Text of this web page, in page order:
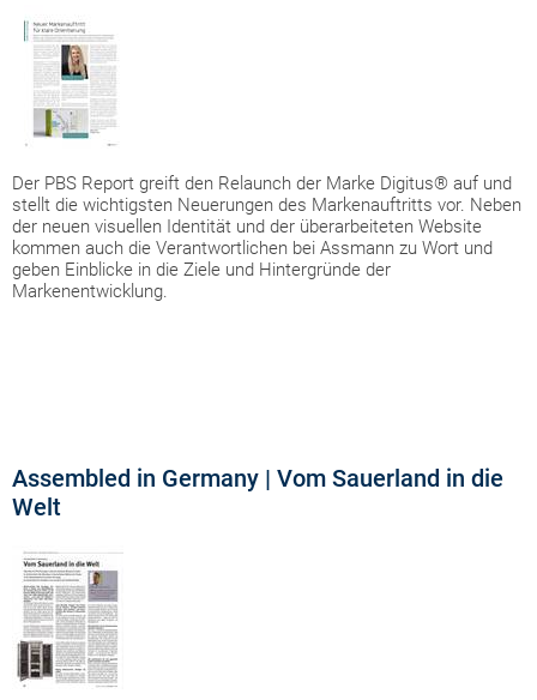
Der PBS Report greift den Relaunch der Marke Digitus® auf und
stellt die wichtigsten Neuerungen des Markenauftritts vor. Neben
der neuen visuellen Identität und der überarbeiteten Website
kommen auch die Verantwortlichen bei Assmann zu Wort und
geben Einblicke in die Ziele und Hintergründe der
Markenentwicklung.
Assembled in Germany | Vom Sauerland in die
Welt